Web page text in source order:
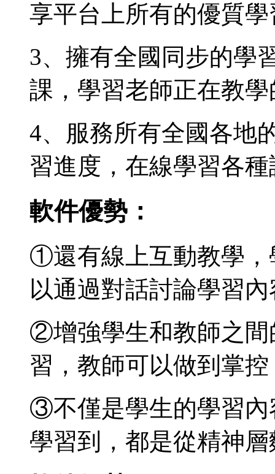
享平台上所有的優質
3、擁有全國同步的學
課，學習老師正在教
4、服務所有全國各地
習進度，在線學習各
軟件優勢：
①還有線上互動教學，
以通過對話討論學習
②增強學生和教師之間
習，教師可以做到掌
③不僅是學生的學習內
學習到，都是從精神